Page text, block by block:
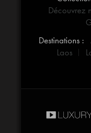
Découvrez
Destinations :
Laos